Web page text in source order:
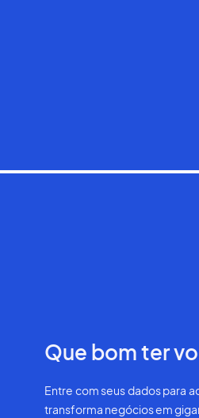
Que bom ter
Entre com seus dados para
transforma negócios em